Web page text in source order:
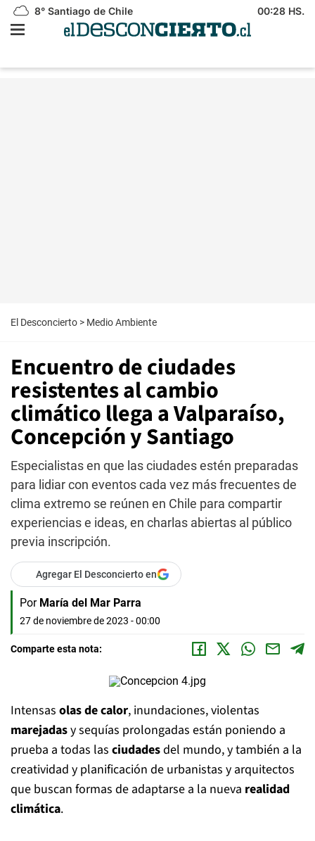
8° Santiago de Chile 00:28 HS.
El Desconcierto > Medio Ambiente
Encuentro de ciudades
resistentes al cambio
climático llega a Valparaíso,
Concepción y Santiago
Especialistas en que las ciudades estén preparadas
para lidiar con eventos cada vez más frecuentes de
clima extremo se reúnen en Chile para compartir
experiencias e ideas, en charlas abiertas al público
previa inscripción.
Agregar El Desconcierto en
Por María del Mar Parra
27 de noviembre de 2023 - 00:00
Comparte esta nota:
Intensas olas de calor, inundaciones, violentas
marejadasy sequías prolongadas están poniendo a
prueba a todas las ciudadesdel mundo, y también a la
creatividad y planificación de urbanistas y arquitectos
que buscan formas de adaptarse a la nueva realidad
climática.